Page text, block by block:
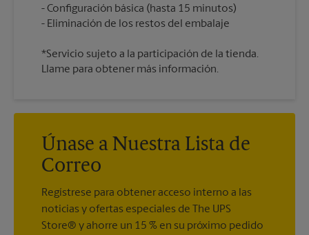
Configuración básica (hasta 15 minutos)
*Servicio sujeto a la participación de la tienda.
Llame para obtener más información.
Únase a Nuestra Lista de
Correo
Regístrese para obtener acceso interno a las
noticias y ofertas especiales de The UPS
Store® y ahorre un 15 % en su próximo pedido